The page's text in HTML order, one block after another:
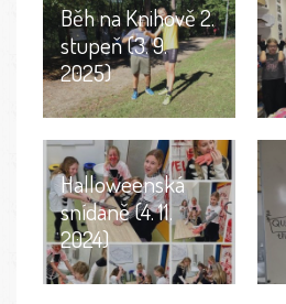
Běh na Knihově 2.
stupeň (3. 9.
2025)
Halloweenská
snídaně (4. 11.
2024)